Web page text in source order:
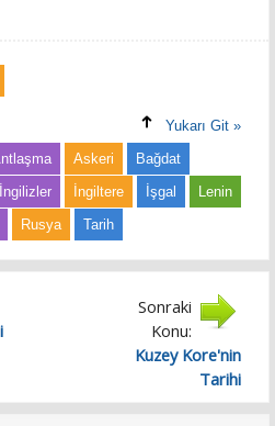
Yukarı Git »
Askeri
Bağdat
İngilizler İngiltere İşgal
Lenin
Rusya Tarih
Sonraki
Konu:
Kuzey Kore'nin
Tarihi